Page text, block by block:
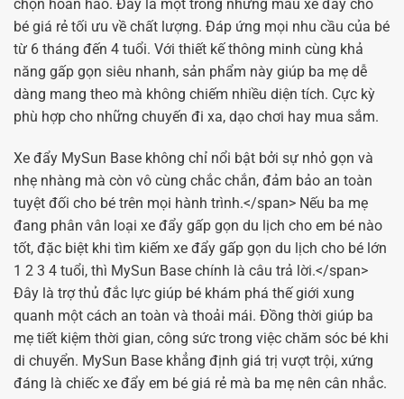
chọn hoàn hảo. Đây là một trong những mẫu xe đẩy cho
bé giá rẻ tối ưu về chất lượng. Đáp ứng mọi nhu cầu của bé
từ 6 tháng đến 4 tuổi. Với thiết kế thông minh cùng khả
năng gấp gọn siêu nhanh, sản phẩm này giúp ba mẹ dễ
dàng mang theo mà không chiếm nhiều diện tích. Cực kỳ
phù hợp cho những chuyến đi xa, dạo chơi hay mua sắm.
Xe đẩy MySun Base không chỉ nổi bật bởi sự nhỏ gọn và
nhẹ nhàng mà còn vô cùng chắc chắn, đảm bảo an toàn
tuyệt đối cho bé trên mọi hành trình.</span> Nếu ba mẹ
đang phân vân loại xe đẩy gấp gọn du lịch cho em bé nào
tốt, đặc biệt khi tìm kiếm xe đẩy gấp gọn du lịch cho bé lớn
1 2 3 4 tuổi, thì MySun Base chính là câu trả lời.</span>
Đây là trợ thủ đắc lực giúp bé khám phá thế giới xung
quanh một cách an toàn và thoải mái. Đồng thời giúp ba
mẹ tiết kiệm thời gian, công sức trong việc chăm sóc bé khi
di chuyển. MySun Base khẳng định giá trị vượt trội, xứng
đáng là chiếc xe đẩy em bé giá rẻ mà ba mẹ nên cân nhắc.